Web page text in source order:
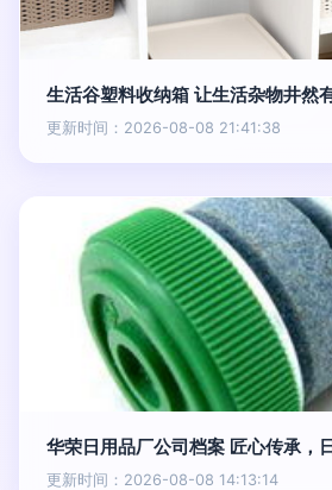
生活谷塑料收纳箱 让生活杂物井然
更新时间：2026-08-08 21:41:38
华荣日用品厂公司档案 匠心传承，
更新时间：2026-08-08 14:13:14